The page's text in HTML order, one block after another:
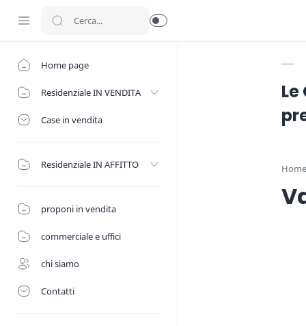
Home page
Residenziale IN VENDITA
Case in vendita
Residenziale IN AFFITTO
proponi in vendita
commerciale e uffici
chi siamo
Contatti
Home